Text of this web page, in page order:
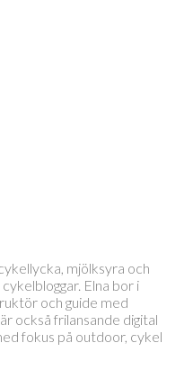
mjölksyra och
Elna bor i
och guide med
också frilansande digital
fokus på outdoor, cykel